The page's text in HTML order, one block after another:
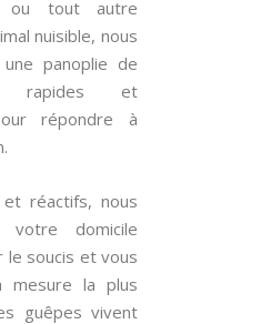
ou tout autre
nuisible, nous
panoplie de
rapides et
répondre à
et réactifs, nous
votre domicile
le soucis et vous
mesure la plus
guêpes vivent